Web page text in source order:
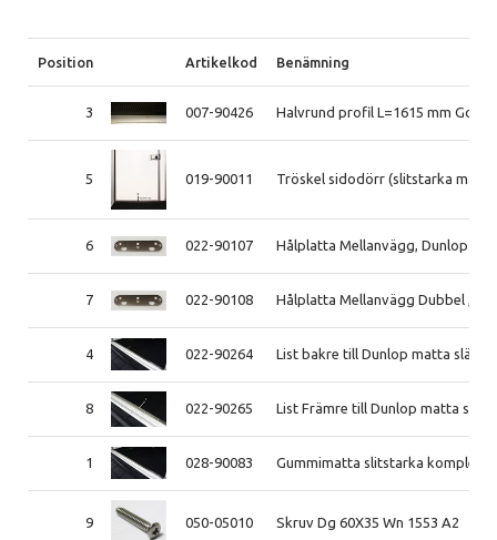
Position Artikelkod Benämning
3 007-90426 Halvrund profil L=1615 mm Golv
5 019-90011 Tröskel sidodörr (slitstarka
6 022-90107 Hålplatta Mellanvägg, Dunlop
7 022-90108 Hålplatta Mellanvägg Dubbel ,
4 022-90264 List bakre till Dunlop matta släp
8 022-90265 List Främre till Dunlop matta släp
1 028-90083 Gummimatta slitstarka komplett
9 050-05010 Skruv Dg 60X35 Wn 1553 A2